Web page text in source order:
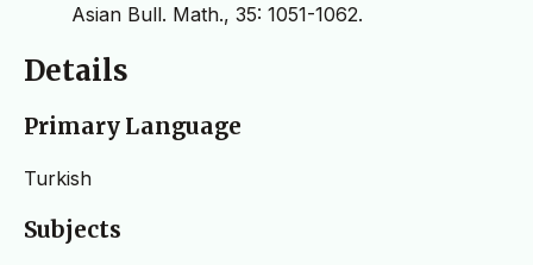
Asian Bull. Math., 35: 1051-1062.
Details
Primary Language
Turkish
Subjects